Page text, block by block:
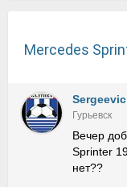
Mercedes
Гурьевск
Вечер
Sprinter
нет??